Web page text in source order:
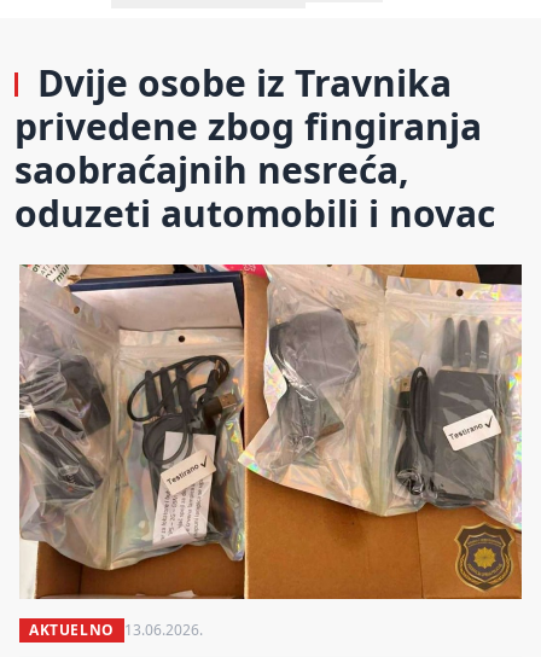
Dvije osobe iz Travnika
privedene zbog fingiranja
saobraćajnih nesreća,
oduzeti automobili i novac
AKTUELNO 13.06.2026.